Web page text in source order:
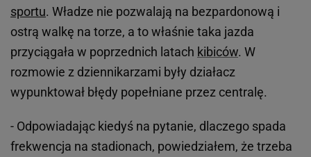
sportu. Władze nie pozwalają na bezpardonową i
ostrą walkę na torze, a to właśnie taka jazda
przyciągała w poprzednich latach kibiców. W
rozmowie z dziennikarzami były działacz
wypunktował błędy popełniane przez centralę.
- Odpowiadając kiedyś na pytanie, dlaczego spada
frekwencja na stadionach, powiedziałem, że trzeba